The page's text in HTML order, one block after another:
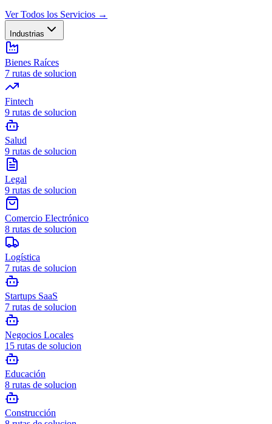
Ver Todos los Servicios →
Industrias
Bienes Raíces
7 rutas de solucion
Fintech
9 rutas de solucion
Salud
9 rutas de solucion
Legal
9 rutas de solucion
Comercio Electrónico
8 rutas de solucion
Logística
7 rutas de solucion
Startups SaaS
7 rutas de solucion
Negocios Locales
15 rutas de solucion
Educación
8 rutas de solucion
Construcción